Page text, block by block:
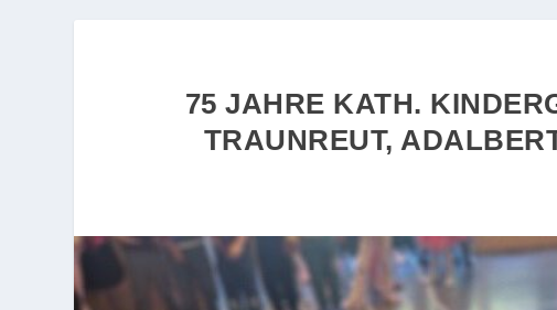
75 JAHRE KATH.
TRAUNREUT,